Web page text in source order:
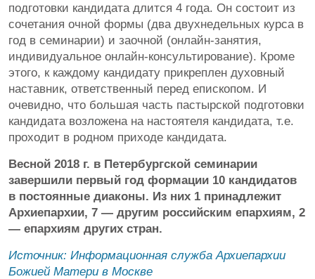
подготовки кандидата длится 4 года. Он состоит из
сочетания очной формы (два двухнедельных курса в
год в семинарии) и заочной (онлайн-занятия,
индивидуальное онлайн-консультирование). Кроме
этого, к каждому кандидату прикреплен духовный
наставник, ответственный перед епископом. И
очевидно, что большая часть пастырской подготовки
кандидата возложена на настоятеля кандидата, т.е.
проходит в родном приходе кандидата.
Весной 2018 г. в Петербургской семинарии
завершили первый год формации 10 кандидатов
в постоянные диаконы. Из них 1 принадлежит
Архиепархии, 7 — другим российским епархиям, 2
— епархиям других стран.
Источник: Информационная служба Архиепархии
Божией Матери в Москве